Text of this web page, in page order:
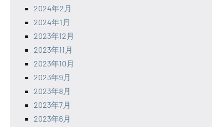
2024年2月
2024年1月
2023年12月
2023年11月
2023年10月
2023年9月
2023年8月
2023年7月
2023年6月